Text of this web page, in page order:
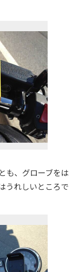
も、グローブをは
うれしいところで